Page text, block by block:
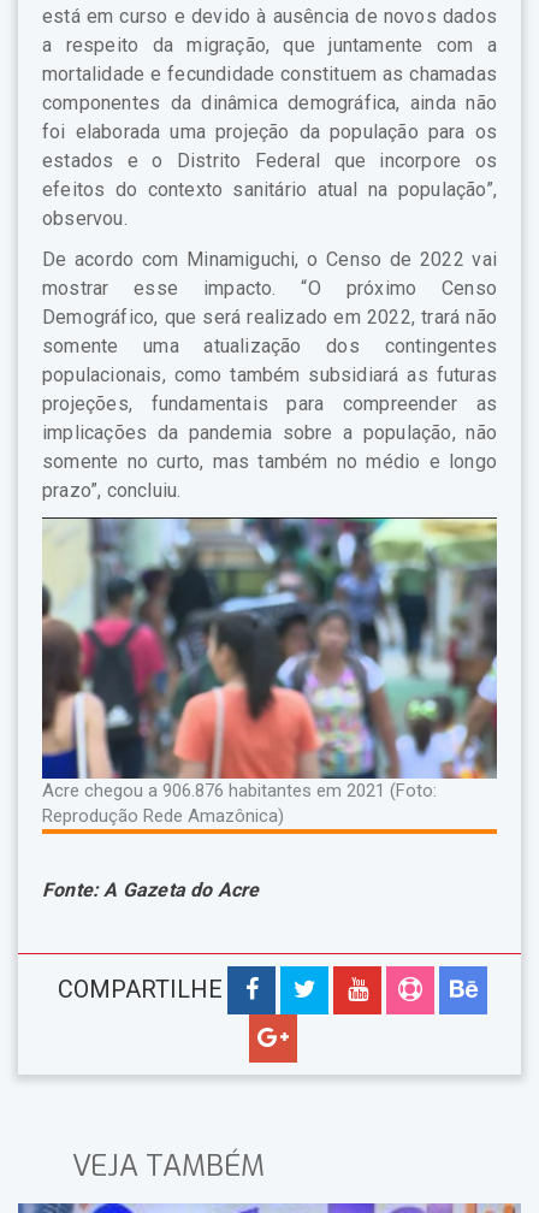
está em curso e devido à ausência de novos dados
a respeito da migração, que juntamente com a
mortalidade e fecundidade constituem as chamadas
componentes da dinâmica demográfica, ainda não
foi elaborada uma projeção da população para os
estados e o Distrito Federal que incorpore os
efeitos do contexto sanitário atual na população”,
observou.
De acordo com Minamiguchi, o Censo de 2022 vai
mostrar esse impacto. “O próximo Censo
Demográfico, que será realizado em 2022, trará não
somente uma atualização dos contingentes
populacionais, como também subsidiará as futuras
projeções, fundamentais para compreender as
implicações da pandemia sobre a população, não
somente no curto, mas também no médio e longo
prazo”, concluiu.
Acre chegou a 906.876 habitantes em 2021 (Foto:
Reprodução Rede Amazônica)
Fonte: A Gazeta do Acre
COMPARTILHE
VEJA TAMBÉM